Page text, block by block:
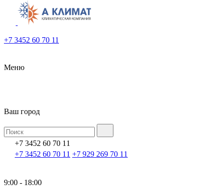
+7 3452 60 70 11
Меню
Ваш город
+7 3452 60 70 11
+7 3452 60 70 11 +7 929 269 70 11
9:00 - 18:00